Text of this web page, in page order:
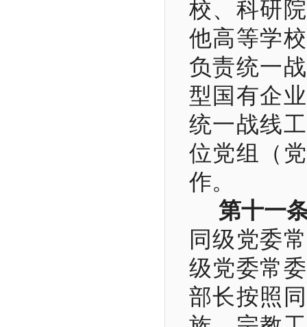
校、科研
他高等学
负责统一
型国有企
统一战线
位党组（
作。
第十一
同级党委
级党委常
部长按照